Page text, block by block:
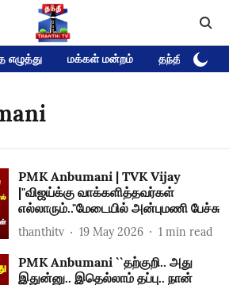
எழுத்து மக்கள் மன்றம் தந்தி டிவி
PMK Anbumani | TVK Vijay
|"விஜய்க்கு வாக்களித்தவர்கள்
எல்லாரும்.."மேடையில் அன்புமணி பேச்சு
thanthitv 19 May 2026 1 min read
PMK Anbumani ``தற்குறி.. அது
இதுன்னு.. இதெல்லாம் தப்பு.. நான்